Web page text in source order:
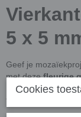
5 x 5
Geef je
met dezefleurige
Dankzij de hoge
tegeltjes perfect
Cookies